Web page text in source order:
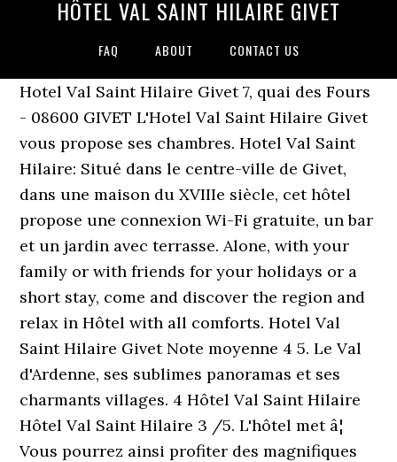
HÔTEL VAL SAINT HILAIRE GIVET
FAQ ABOUT CONTACT US
Hotel Val Saint Hilaire Givet 7, quai des Fours
- 08600 GIVET L'Hotel Val Saint Hilaire Givet
vous propose ses chambres. Hotel Val Saint
Hilaire: Situé dans le centre-ville de Givet,
dans une maison du XVIIIe siècle, cet hôtel
propose une connexion Wi-Fi gratuite, un bar
et un jardin avec terrasse. Alone, with your
family or with friends for your holidays or a
short stay, come and discover the region and
relax in Hôtel with all comforts. Hotel Val
Saint Hilaire Givet Note moyenne 4 5. Le Val
d'Ardenne, ses sublimes panoramas et ses
charmants villages. 4 Hôtel Val Saint Hilaire
Hôtel Val Saint Hilaire 3 /5. L'hôtel met â¦
Vous pourrez ainsi profiter des magnifiques